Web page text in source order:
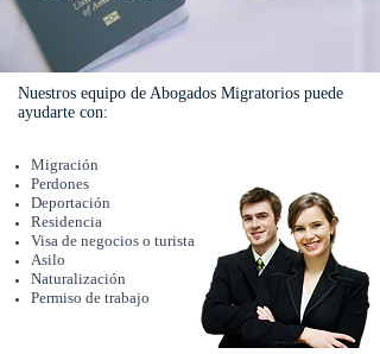
Nuestros equipo de Abogados Migratorios puede
ayudarte con:
Migración
Perdones
Deportación
Residencia
Visa de negocios o turista
Asilo
Naturalización
Permiso de trabajo